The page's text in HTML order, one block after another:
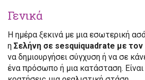
Γενικά
Η ημέρα ξεκινά με μια εσωτερική
η Σελήνη σε sesquiquadrate με
να δημιουργήσει σύγχυση ή να σε
ένα πρόσωπο ή μια κατάσταση.